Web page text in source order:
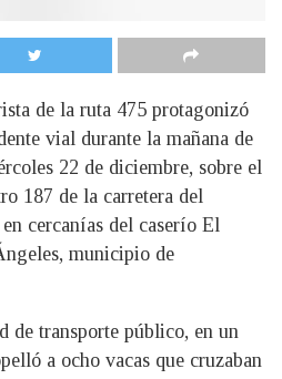
de la ruta 475 protagonizó
vial durante la mañana de
22 de diciembre, sobre el
187 de la carretera del
cercanías del caserío El
municipio de
de transporte público, en un
a ocho vacas que cruzaban